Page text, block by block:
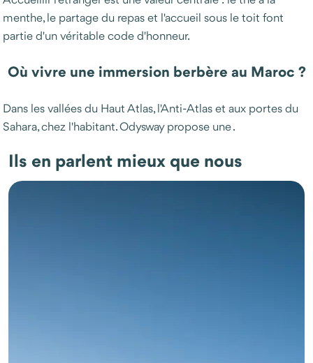
menthe, le partage du repas et l'accueil sous le toit font
partie d'un véritable code d'honneur.
Où vivre une immersion berbère au Maroc ?
Dans les vallées du Haut Atlas, l'Anti-Atlas et aux portes du
Sahara, chez l'habitant. Odysway propose une.
Ils en parlent mieux que nous